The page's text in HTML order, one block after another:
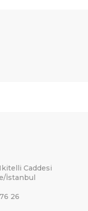
Caddesi
İstanbul
26